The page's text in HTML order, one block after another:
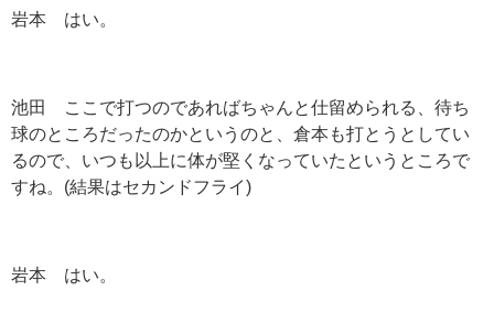
岩本 はい。
池田 ここで打つのであればちゃんと仕留められる、待ち
球のところだったのかというのと、倉本も打とうとしてい
るので、いつも以上に体が堅くなっていたというところで
すね。(結果はセカンドフライ)
岩本 はい。